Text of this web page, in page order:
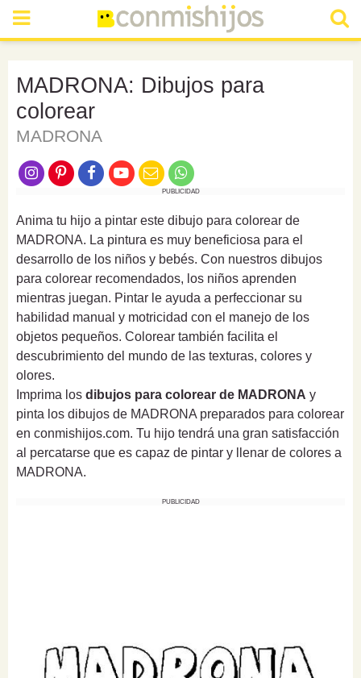
MADRONA: Dibujos para
colorear
MADRONA
PUBLICIDAD
Anima tu hijo a pintar este dibujo para colorear de
MADRONA. La pintura es muy beneficiosa para el
desarrollo de los niños y bebés. Con nuestros dibujos
para colorear recomendados, los niños aprenden
mientras juegan. Pintar le ayuda a perfeccionar su
habilidad manual y motricidad con el manejo de los
objetos pequeños. Colorear también facilita el
descubrimiento del mundo de las texturas, colores y
olores.
Imprima los dibujos para colorear de MADRONA y
pinta los dibujos de MADRONA preparados para colorear
en conmishijos.com. Tu hijo tendrá una gran satisfacción
al percatarse que es capaz de pintar y llenar de colores a
MADRONA.
PUBLICIDAD